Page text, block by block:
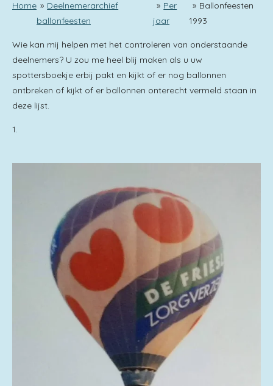
Home » Deelnemerarchief
ballonfeesten
» Per
jaar
» Ballonfeesten
1993
Wie kan mij helpen met het controleren van onderstaande
deelnemers? U zou me heel blij maken als u uw
spottersboekje erbij pakt en kijkt of er nog ballonnen
ontbreken of kijkt of er ballonnen onterecht vermeld staan in
deze lijst.
1.